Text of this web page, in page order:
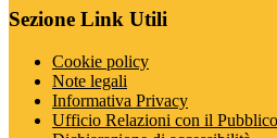
Sezione Link Utili
Cookie policy
Note legali
Informativa Privacy
Ufficio Relazioni con il Pubblico